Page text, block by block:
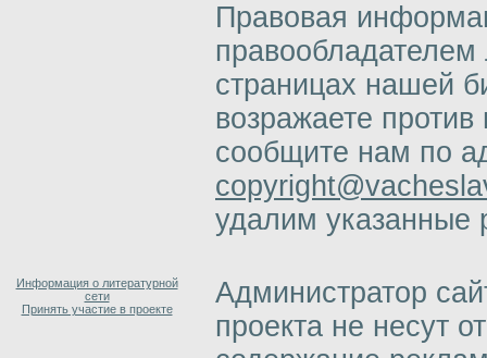
Правовая
страницах нашей
возражаете
сообщите нам по
удалим указанные
Информация о литературной
сети
Принять участие в проекте
Администратор
проекта не несут